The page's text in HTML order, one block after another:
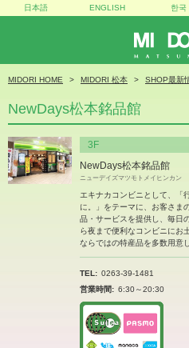
日本語 ENGLISH 한국
MIDORI HOME MIDORI 松本 SHOP最新
NewDays松本銘品館
3F
NewDays松本銘品館
ニューデイズマツモトメイヒンカン
エキナカコンビニとして、「
に。」をテーマに、お客さま
品・サービスを提供し、毎日
ら夜まで便利なコンビニにお
ならではの特産品を多数用意
TEL
0263-39-1481
営業時間
6:30～20:30